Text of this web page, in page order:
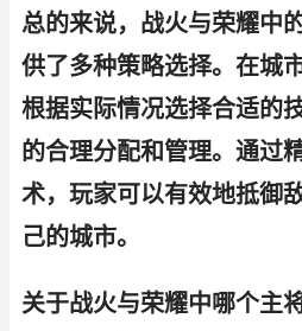
总的来说，战火与荣耀中
供了多种策略选择。在城
根据实际情况选择合适的
的合理分配和管理。通过
术，玩家可以有效地抵御
己的城市。
关于战火与荣耀中哪个主